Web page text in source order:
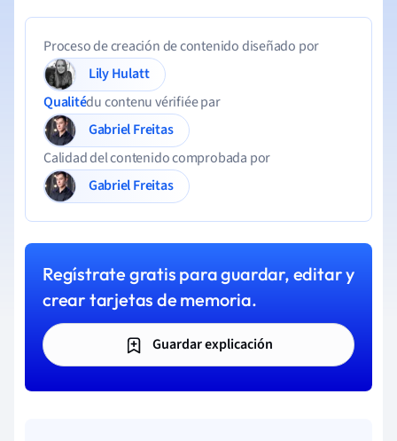
Proceso de creación de contenido diseñado por
Lily Hulatt
Qualitédu contenu vérifiée par
Gabriel Freitas
Calidad del contenido comprobada por
Gabriel Freitas
Regístrate gratis para guardar, editar y
crear tarjetas de memoria.
Guardar explicación